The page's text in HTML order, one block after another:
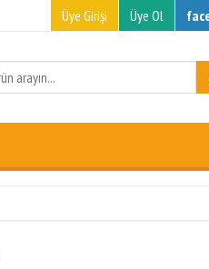
Üye Girişi Üye Ol